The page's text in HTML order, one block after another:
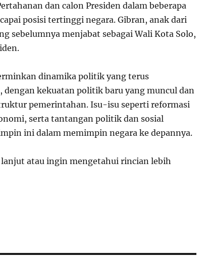
dan calon Presiden dalam beberapa
posisi tertinggi negara. Gibran, anak dari
sebelumnya menjabat sebagai Wali Kota Solo,
dinamika politik yang terus
dengan kekuatan politik baru yang muncul dan
pemerintahan. Isu-isu seperti reformasi
serta tantangan politik dan sosial
ini dalam memimpin negara ke depannya.
lanjut atau ingin mengetahui rincian lebih